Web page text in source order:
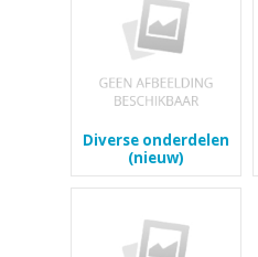
Diverse onderdelen
(nieuw)